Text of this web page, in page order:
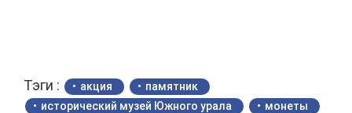
Тэги : акция
памятник
исторический музей Южного урала
монеты